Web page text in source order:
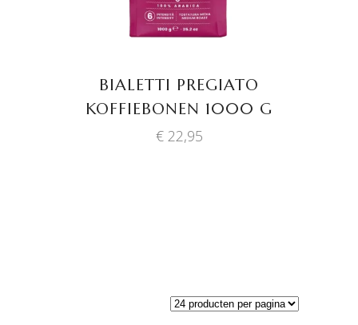
BIALETTI PREGIATO
KOFFIEBONEN 1000 G
€22,95